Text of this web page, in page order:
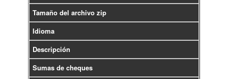
Tamaño del archivo zip
Idioma
Descripción
Sumas de cheques